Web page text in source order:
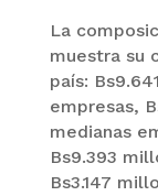
La
muestra su
país:
empresas,
medianas
Bs9.393
Bs3.147